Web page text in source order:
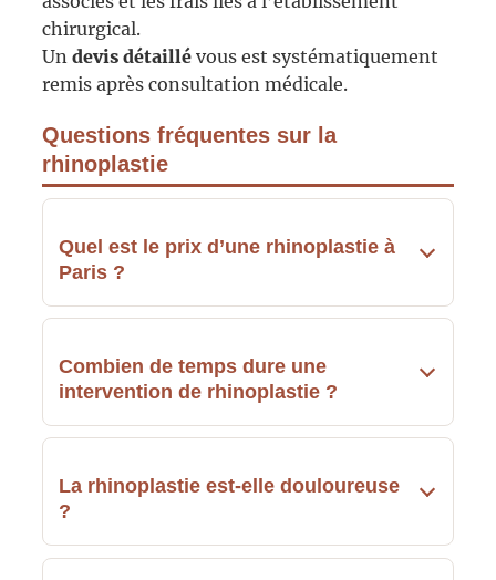
chirurgical.
Un devis détaillévous est systématiquement
remis après consultation médicale.
Questions fréquentes sur la
rhinoplastie
Quel est le prix d’une rhinoplastie à
Paris ?
Combien de temps dure une
intervention de rhinoplastie ?
La rhinoplastie est-elle douloureuse
?